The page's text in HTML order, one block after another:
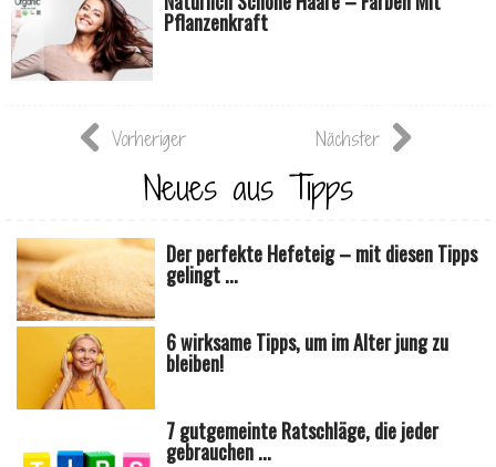
Pflanzenkraft
Vorheriger Nächster
Neues aus Tipps
Der perfekte Hefeteig – mit diesen Tipps
gelingt ...
6 wirksame Tipps, um im Alter jung zu
bleiben!
7 gutgemeinte Ratschläge, die jeder
gebrauchen ...